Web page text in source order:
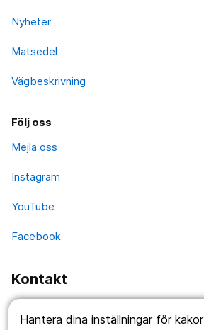
Hantera dina inställningar för kakor
Nyheter
Matsedel
Vägbeskrivning
Följ oss
Mejla oss
Instagram
YouTube
Facebook
Kontakt
Fellingsbro:
Fellingsbro folkhögskola